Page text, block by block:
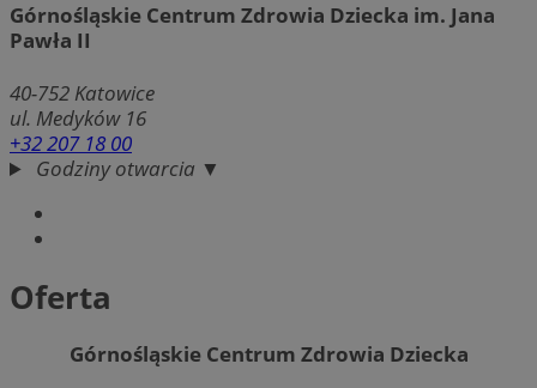
Górnośląskie Centrum Zdrowia Dziecka im. Jana
Pawła II
40-752 Katowice
ul. Medyków 16
+32 207 18 00
Godziny otwarcia ▼
Oferta
Górnośląskie Centrum Zdrowia Dziecka